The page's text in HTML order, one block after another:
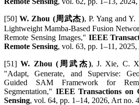
[50]W. Zhou (周武杰), P. Yang and
Lightweight Mamba-Based Fusion
Remote Sensing Images," IEEE
Remote Sensing, vol. 63, pp. 1–11,
[51]W. Zhou (周武杰), J. Xie, C.
"Adapt, Generate, and Supervise:
Guided SAM Framework for
Segmentation," IEEE Transactions on
Sensing, vol. 64, pp. 1–14, 2026, Art no.